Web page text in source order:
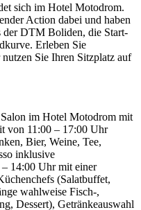
sich im Hotel Motodrom.
Action dabei und haben
der DTM Boliden, die Start-
Erleben Sie
Sie Ihren Sitzplatz auf
im Hotel Motodrom mit
von 11:00 – 17:00 Uhr
Bier, Weine, Tee,
inklusive
14:00 Uhr mit einer
(Salatbuffet,
wahlweise Fisch-,
Dessert), Getränkeauswahl